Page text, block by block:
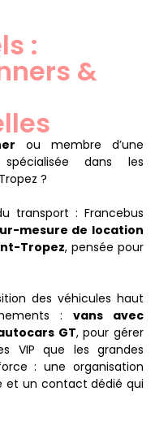
:
&
ou membre d’une
dans les
?
transport : Francebus
mesure de location
Tropez, pensée pour
des véhicules haut
:vans avec
GT, pour gérer
VIP que les grandes
: une organisation
et un contact dédié qui